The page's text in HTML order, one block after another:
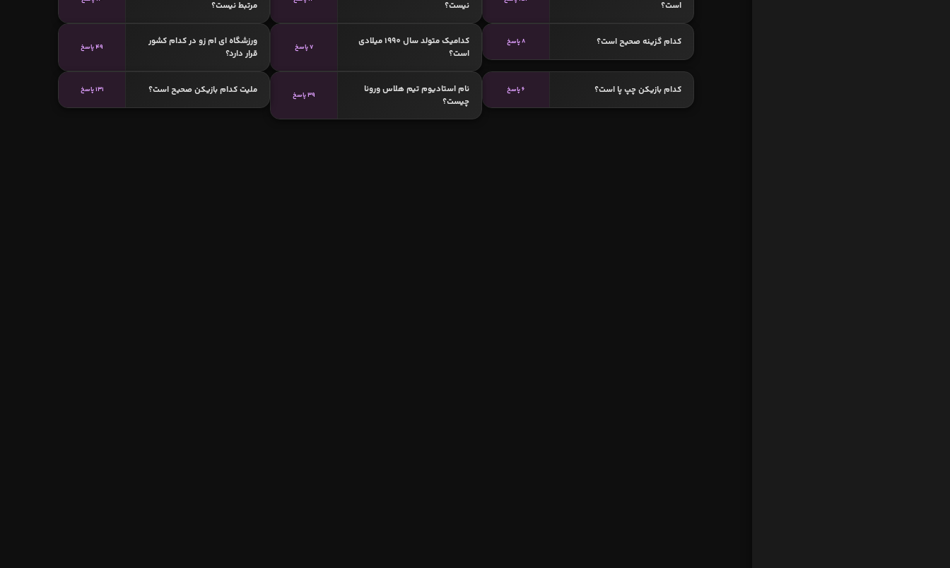
است؟
نیست؟
مرتبط نیست؟
کدام گزینه صحیح است؟ 8 پاسخ
کدامیک متولد سال 1990 میلادی
است؟
7 پاسخ
ورزشگاه ای ام زو در کدام کشور
قرار دارد؟
49 پاسخ
کدام بازیکن چپ پا است؟ 6 پاسخ
نام استادیوم تیم هلاس ورونا
چیست؟
39 پاسخ ملیت کدام بازیکن صحیح است؟ 131 پاسخ